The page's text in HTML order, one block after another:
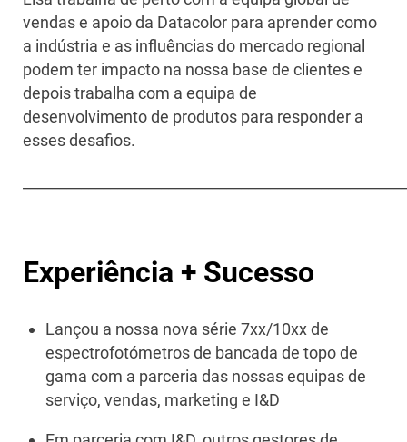
vendas e apoio da Datacolor para aprender como
a indústria e as influências do mercado regional
podem ter impacto na nossa base de clientes e
depois trabalha com a equipa de
desenvolvimento de produtos para responder a
esses desafios.
Experiência + Sucesso
Lançou a nossa nova série 7xx/10xx de
espectrofotómetros de bancada de topo de
gama com a parceria das nossas equipas de
serviço, vendas, marketing e I&D